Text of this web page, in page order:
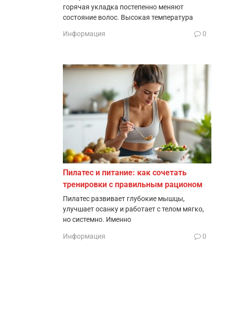
горячая укладка постепенно меняют
состояние волос. Высокая температура
Информация 0
Пилатес и питание: как сочетать
тренировки с правильным рационом
Пилатес развивает глубокие мышцы,
улучшает осанку и работает с телом мягко,
но системно. Именно
Информация 0